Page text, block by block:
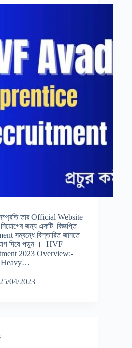
তার Official Website
জন্য একটি বিজ্ঞপ্তি
সম্বন্ধে বিস্তারিত জানতে
দিয়ে পড়ুন । HVF
2023 Overview:-
Heavy…
25/04/2023